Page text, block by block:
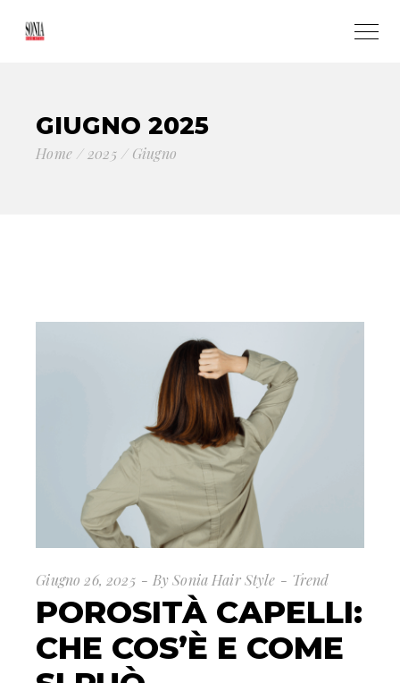
GIUGNO 2025
Home 2025 Giugno
Giugno 26, 2025 By Sonia Hair Style Trend
POROSITÀ CAPELLI:
CHE COS’È E COME